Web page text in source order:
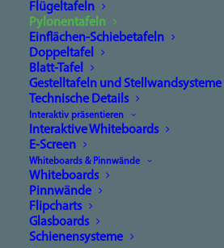
Flügeltafeln
Pylonentafeln
Einflächen-Schiebetafeln
Doppeltafel
Blatt-Tafel
Gestelltafeln und Stellwandsysteme
Technische Details
Interaktiv präsentieren
Interaktive Whiteboards
E-Screen
Whiteboards & Pinnwände
Whiteboards
Pinnwände
Flipcharts
Glasboards
Schienensysteme
Pylonentafeln
Home
Top
Top Ausbildung!